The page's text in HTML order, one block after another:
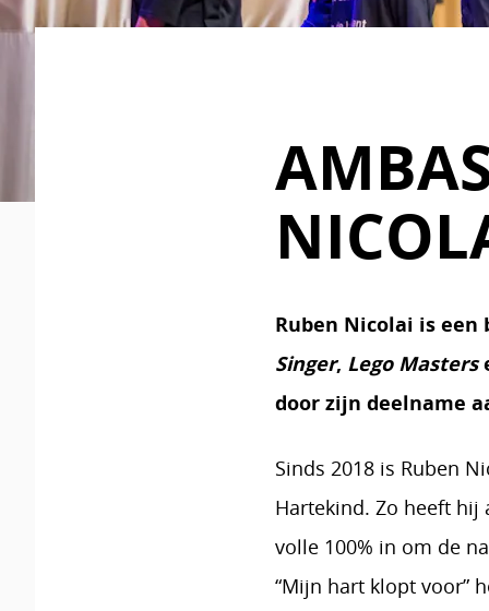
Ruben Nicolai is een
Singer, Lego Masters
door zijn deelname
Sinds 2018 is Ruben
Hartekind. Zo heeft hij
volle 100% in om de
“Mijn hart klopt voor”